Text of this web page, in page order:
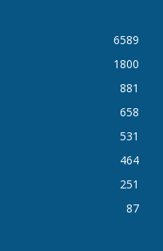
6589
1800
881
658
531
464
251
87